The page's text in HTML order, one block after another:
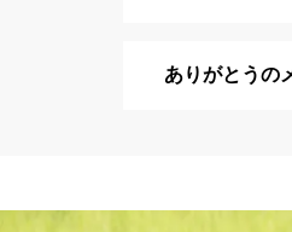
ありがとうの